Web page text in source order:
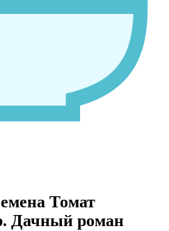
Томат
Дачный роман